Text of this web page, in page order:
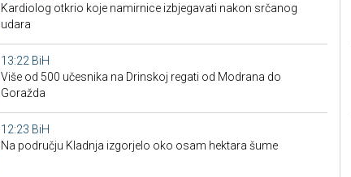
Kardiolog otkrio koje namirnice izbjegavati nakon srčanog
udara
13:22 BiH
Više od 500 učesnika na Drinskoj regati od Modrana do
Goražda
12:23 BiH
Na području Kladnja izgorjelo oko osam hektara šume